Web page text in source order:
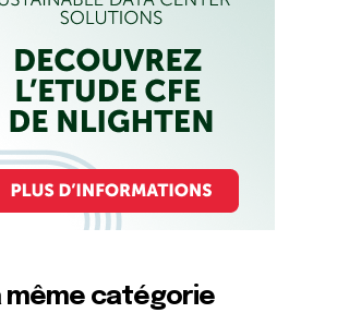
même catégorie